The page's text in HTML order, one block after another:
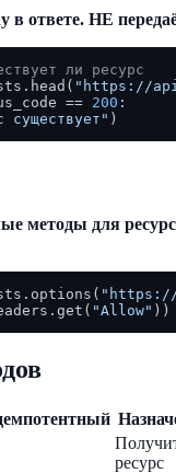
в ответе. НЕ
ли ресурс
"https://
== 200 :
существует"
методы для
"https://
"Allow"
ресурс